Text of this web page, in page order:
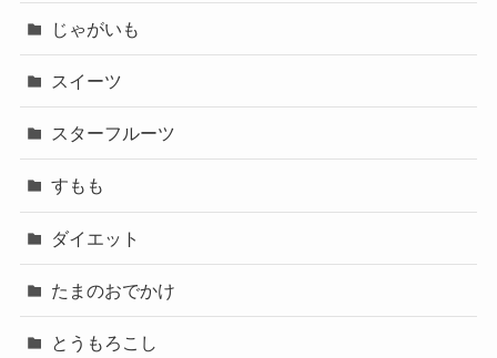
じゃがいも
スイーツ
スターフルーツ
すもも
ダイエット
たまのおでかけ
とうもろこし